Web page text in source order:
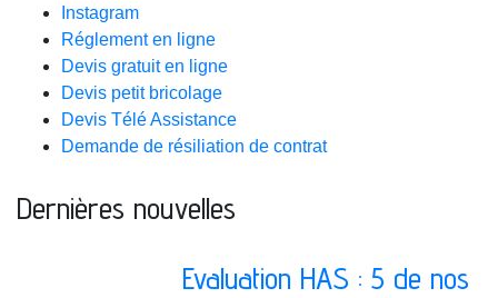
Instagram
Réglement en ligne
Devis gratuit en ligne
Devis petit bricolage
Devis Télé Assistance
Demande de résiliation de contrat
Dernières nouvelles
Evaluation HAS : 5 de nos